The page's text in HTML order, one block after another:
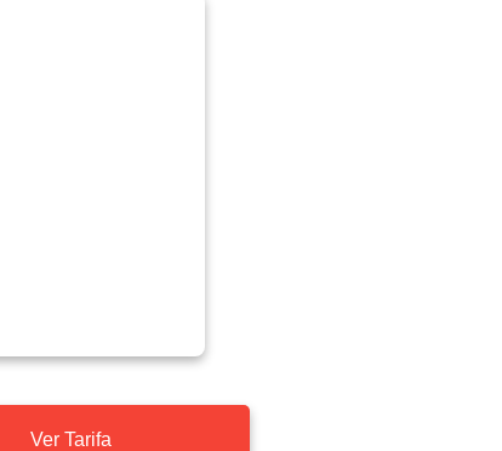
Ver Tarifa